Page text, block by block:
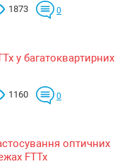
1873 0
у багатоквартирних
1160 0
оптичних
FTTx